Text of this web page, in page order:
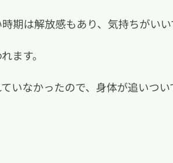
期は解放感もあり、気持ちがいい
ます。
いなかったので、身体が追いつい